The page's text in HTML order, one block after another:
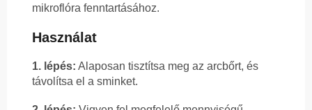
mikroflóra fenntartásához.
Használat
1. lépés: Alaposan tisztítsa meg az arcbőrt, és
távolítsa el a sminket.